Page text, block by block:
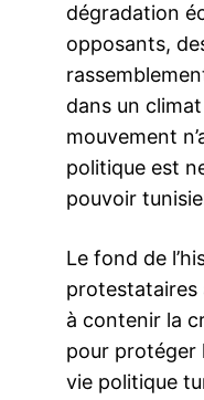
dégradation
opposants,
dans un
mouvement
politique est
pouvoir
Le fond de
protestataires
à contenir la
pour protéger
vie politique